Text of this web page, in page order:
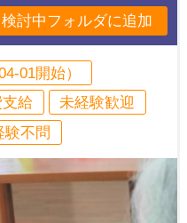
検討中フォルダに追加
01開始）
給
未経験歓迎
験不問